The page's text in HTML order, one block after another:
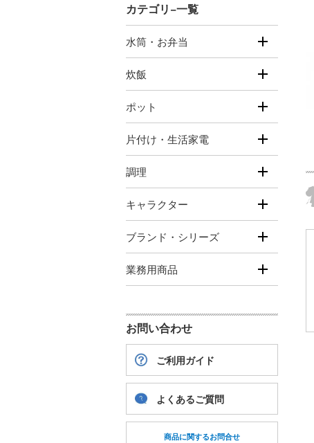
カテゴリ−一覧
水筒・お弁当
炊飯
ポット
片付け・生活家電
調理
キャラクター
ブランド・シリーズ
業務用商品
お問い合わせ
ご利用ガイド
よくあるご質問
商品に関するお問合せ